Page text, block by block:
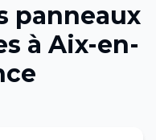
panneaux
à Aix-en-